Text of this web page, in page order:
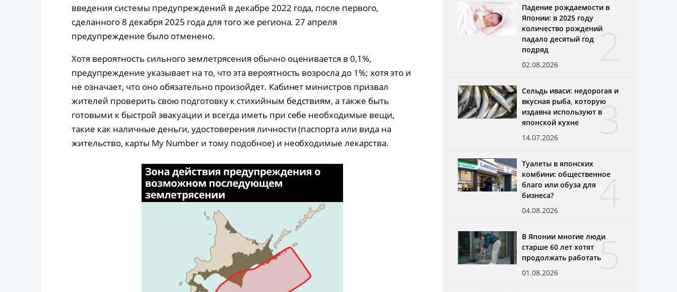
введения системы предупреждений в декабре 2022 года, после первого,
сделанного 8 декабря 2025 года для того же региона. 27 апреля
предупреждение было отменено.
Хотя вероятность сильного землетрясения обычно оценивается в 0,1%,
предупреждение указывает на то, что эта вероятность возросла до 1%; хотя это и
не означает, что оно обязательно произойдет. Кабинет министров призвал
жителей проверить свою подготовку к стихийным бедствиям, а также быть
готовыми к быстрой эвакуации и всегда иметь при себе необходимые вещи,
такие как наличные деньги, удостоверения личности (паспорта или вида на
жительство, карты My Number и тому подобное) и необходимые лекарства.
2
Падение рождаемости в
Японии: в 2025 году
количество рождений
падало десятый год
подряд
02.08.2026
3
Сельдь иваси: недорогая и
вкусная рыба, которую
издавна используют в
японской кухне
14.07.2026
4
Туалеты в японских
комбини: общественное
благо или обуза для
бизнеса?
04.08.2026
5
В Японии многие люди
старше 60 лет хотят
продолжать работать
01.08.2026